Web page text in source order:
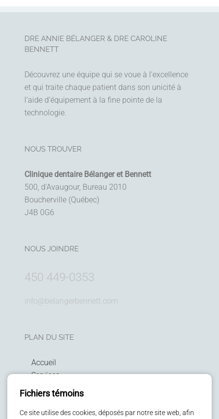
DRE ANNIE BÉLANGER & DRE CAROLINE
BENNETT
Découvrez une équipe qui se voue à l’excellence
et qui traite chaque patient dans son unicité à
l’aide d’équipement à la fine pointe de la
technologie.
NOUS TROUVER
Clinique dentaire Bélanger et Bennett
500, d’Avaugour, Bureau 2010
Boucherville (Québec)
J4B 0G6
NOUS JOINDRE
450 449-0353
info@belangerbennett.com
PLAN DU SITE
Accueil
Services
Technologies
Patients
Fichiers témoins
Ce site utilise des cookies, déposés par notre site web, afin